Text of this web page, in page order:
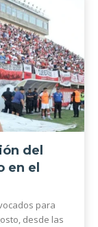
del
en el
para
desde las